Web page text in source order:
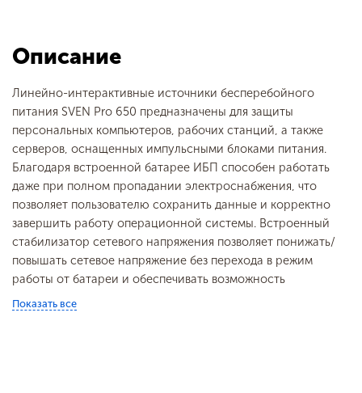
Выходные розетки,
шт
2 × CEE7/4
Поддерживаемые
интерфейсы
USB
Защита
перегрузка (AVR
сек, BAT +10% 10 сек),
короткое замыкание,
защита от перезаряда
или саморазряда
батарей
Типовое время
≤ 10
Описание
Линейно-интерактивные источники бесперебойного
питания SVEN Pro 650 предназначены для защиты
персональных компьютеров, рабочих станций, а также
серверов, оснащенных импульсными блоками питания.
Благодаря встроенной батарее ИБП способен работать
даже при полном пропадании электроснабжения, что
позволяет пользователю сохранить данные и корректно
завершить работу операционной системы. Встроенный
стабилизатор сетевого напряжения позволяет понижать/
повышать сетевое напряжение без перехода в режим
работы от батареи и обеспечивать возможность
длительной непрерывной работы. Эта особенность важна
Показать все